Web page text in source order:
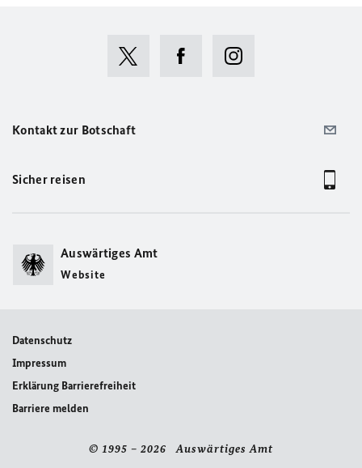
Kontakt zur Botschaft
Sicher reisen
Auswärtiges Amt
Website
Datenschutz
Impressum
Erklärung Barrierefreiheit
Barriere melden
© 1995 – 2026 Auswärtiges Amt